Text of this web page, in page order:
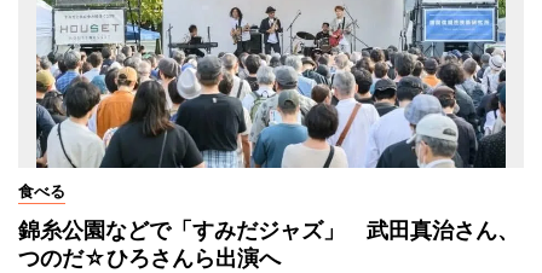
食べる
錦糸公園などで「すみだジャズ」 武田真治さん、
つのだ☆ひろさんら出演へ